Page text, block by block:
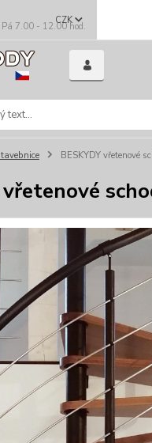
CZK
7.00 - 12.00 hod.
BESKYDY vřetenové
vřetenové